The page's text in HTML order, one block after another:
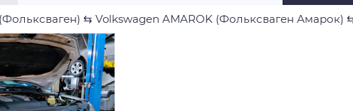
⇆ Volkswagen AMAROK (Фольксваген Амарок)